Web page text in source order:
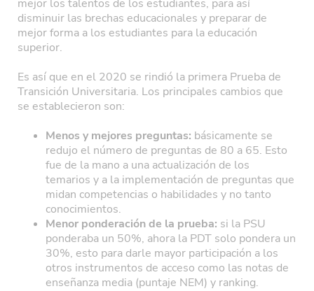
mejor los talentos de los estudiantes, para así
disminuir las brechas educacionales y preparar de
mejor forma a los estudiantes para la educación
superior.
Es así que en el 2020 se rindió la primera Prueba de
Transición Universitaria. Los principales cambios que
se establecieron son:
Menos y mejores preguntas: básicamente se
redujo el número de preguntas de 80 a 65. Esto
fue de la mano a una actualización de los
temarios y a la implementación de preguntas que
midan competencias o habilidades y no tanto
conocimientos.
Menor ponderación de la prueba: si la PSU
ponderaba un 50%, ahora la PDT solo pondera un
30%, esto para darle mayor participación a los
otros instrumentos de acceso como las notas de
enseñanza media (puntaje NEM) y ranking.